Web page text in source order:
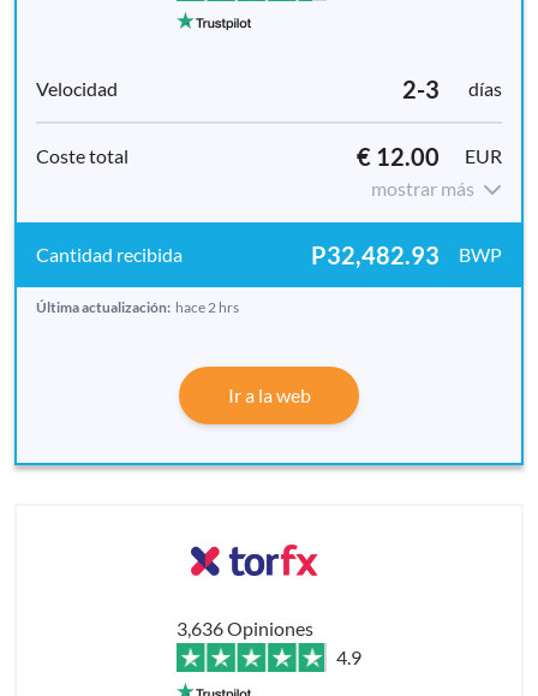
2-3 días
€ 12.00
EUR
mostrar más
P32,482.93 BWP
Última actualización: hace 2 hrs
Ir a la web
3,636 Opiniones
4.9